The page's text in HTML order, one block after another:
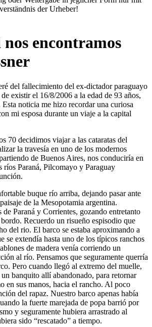
der Urheber!
nos encontramos
del fallecimiento del ex-dictador paraguayo
existir el 16/8/2006 a la edad de 93 años,
noticia me hizo recordar una curiosa
mi esposa durante un viaje a la capital
70 decidimos viajar a las cataratas del
la travesía en uno de los modernos
de Buenos Aires, nos conduciría en
ríos Paraná, Pilcomayo y Paraguay
buque río arriba, dejando pasar ante
de la Mesopotamia argentina.
de Paraná y Corrientes, gozando entretanto
Recuerdo un risueño espisodio que
del rio. El barco se estaba aproximando a
se extendía hasta uno de los típicos ranchos
de madera venía corriendo un
al río. Pensamos que seguramente querría
Pero cuando llegó al extremo del muelle,
un banquito allí abandonado, para retornar
en sus manos, hacia el rancho. Al poco
del rapaz. Nuestro barco apenas había
la fuerte marejada de popa barrió por
y seguramente hubiera arrastrado al
sido
rescatado
a tiempo.